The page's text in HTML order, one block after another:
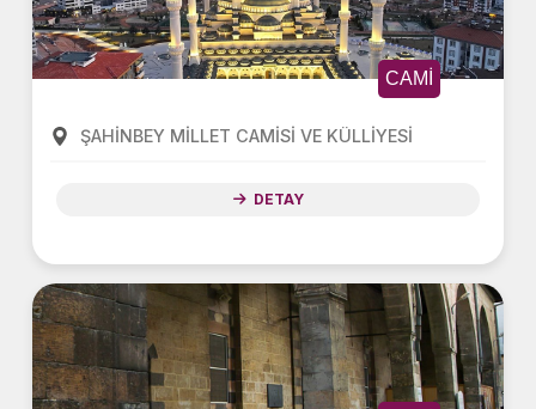
CAMİ
ŞAHİNBEY MİLLET CAMİSİ VE KÜLLİYESİ
DETAY